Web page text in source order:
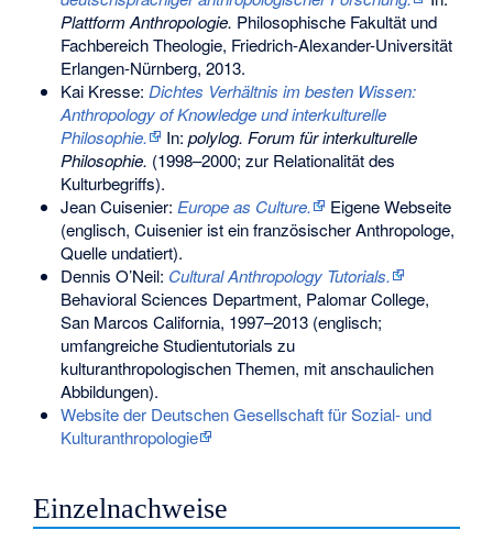
Plattform Anthropologie. Philosophische Fakultät und
Fachbereich Theologie, Friedrich-Alexander-Universität
Erlangen-Nürnberg, 2013.
Kai Kresse: Dichtes Verhältnis im besten Wissen:
Anthropology of Knowledge und interkulturelle
Philosophie.
In: polylog. Forum für interkulturelle
Philosophie. (1998–2000; zur Relationalität des
Kulturbegriffs).
Jean Cuisenier: Europe as Culture.
Eigene Webseite
(englisch, Cuisenier ist ein französischer Anthropologe,
Quelle undatiert).
Dennis O’Neil: Cultural Anthropology Tutorials.
Behavioral Sciences Department, Palomar College,
San Marcos California, 1997–2013 (englisch;
umfangreiche Studientutorials zu
kulturanthropologischen Themen, mit anschaulichen
Abbildungen).
Website der Deutschen Gesellschaft für Sozial- und
Kulturanthropologie
Einzelnachweise